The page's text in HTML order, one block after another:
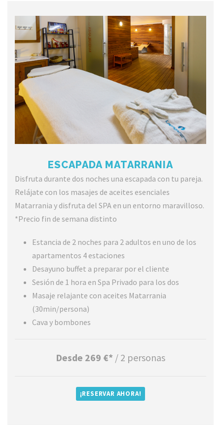
ESCAPADA MATARRANIA
Disfruta durante dos noches una escapada con tu pareja.
Relájate con los masajes de aceites esenciales
Matarrania y disfruta del SPA en un entorno maravilloso.
*Precio fin de semana distinto
Estancia de 2 noches para 2 adultos en uno de los
apartamentos 4 estaciones
Desayuno buffet a preparar por el cliente
Sesión de 1 hora en Spa Privado para los dos
Masaje relajante con aceites Matarrania
(30min/persona)
Cava y bombones
Desde 269 €* / 2 personas
¡RESERVAR AHORA!